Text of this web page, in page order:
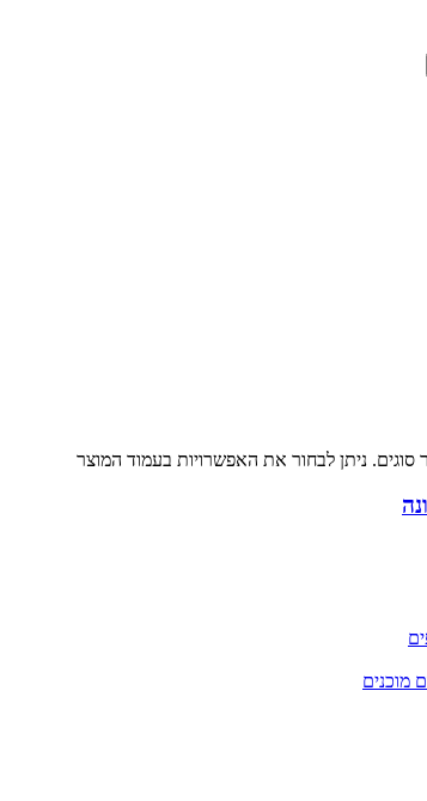
סוגים. ניתן לבחור את האפשרויות בעמוד המוצר
מוכנים